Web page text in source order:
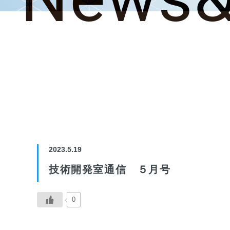
2023.5.19
技術開発室通信 ５月号
0